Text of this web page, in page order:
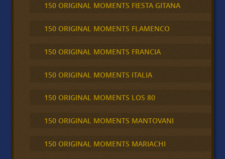
150 ORIGINAL MOMENTS FIESTA GITANA
150 ORIGINAL MOMENTS FLAMENCO
150 ORIGINAL MOMENTS FRANCIA
150 ORIGINAL MOMENTS ITALIA
150 ORIGINAL MOMENTS LOS 80
150 ORIGINAL MOMENTS MANTOVANI
150 ORIGINAL MOMENTS MARIACHI